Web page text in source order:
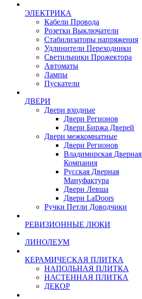
ЭЛЕКТРИКА
Кабели Провода
Розетки Выключатели
Стабилизаторы напряжения
Удлинители Переходники
Светильники Прожектора
Автоматы
Лампы
Пускатели
ДВЕРИ
Двери входные
Двери Регионов
Двери Биржа Дверей
Двери межкомнатные
Двери Регионов
Владимирская Дверная
Компания
Русская Дверная
Мануфактура
Двери Левша
Двери LaDoors
Ручки Петли Доводчики
РЕВИЗИОННЫЕ ЛЮКИ
ЛИНОЛЕУМ
КЕРАМИЧЕСКАЯ ПЛИТКА
НАПОЛЬНАЯ ПЛИТКА
НАСТЕННАЯ ПЛИТКА
ДЕКОР